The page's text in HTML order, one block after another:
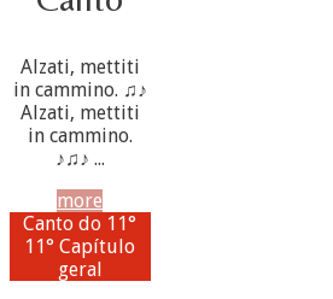
Alzati, mettiti
in cammino. ♫♪
Alzati, mettiti
in cammino.
♪♫♪ ...
more
Canto do 11°
11° Capítulo
geral